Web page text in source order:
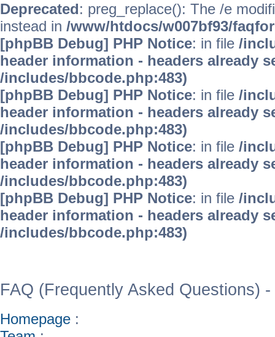
Deprecated: preg_replace(): The /e
instead in /www/htdocs/w007bf93/
[phpBB Debug] PHP Notice: in file /
header information - headers already
/includes/bbcode.php:483)
[phpBB Debug] PHP Notice: in file /
header information - headers already
/includes/bbcode.php:483)
[phpBB Debug] PHP Notice: in file /
header information - headers already
/includes/bbcode.php:483)
[phpBB Debug] PHP Notice: in file /
header information - headers already
/includes/bbcode.php:483)
FAQ (Frequently Asked Questions)
Homepage :